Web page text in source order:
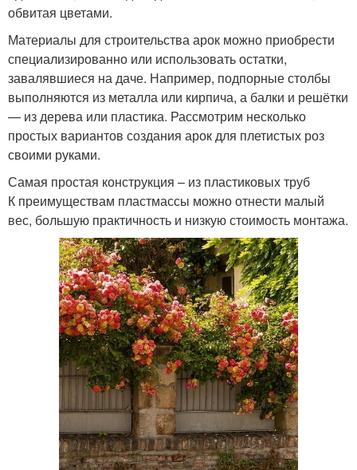
обвитая цветами.
Материалы для строительства арок можно приобрести
специализированно или использовать остатки,
завалявшиеся на даче. Например, подпорные столбы
выполняются из металла или кирпича, а балки и решётки
— из дерева или пластика. Рассмотрим несколько
простых вариантов создания арок для плетистых роз
своими руками.
Самая простая конструкция – из пластиковых труб
К преимуществам пластмассы можно отнести малый
вес, большую практичность и низкую стоимость монтажа.